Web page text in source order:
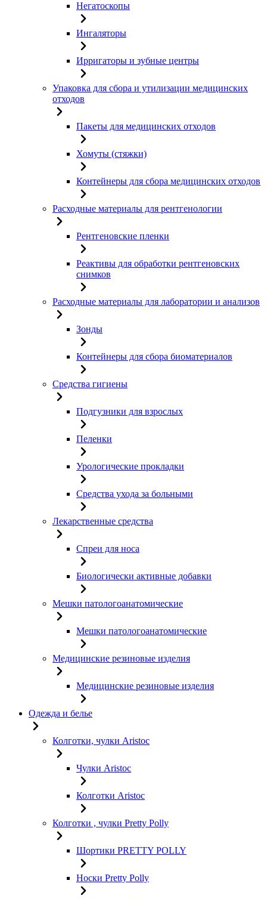
Негатоскопы
Ингаляторы
Ирригаторы и зубные центры
Упаковка для сбора и утилизации медицинских
отходов
Пакеты для медицинских отходов
Хомуты (стяжки)
Контейнеры для сбора медицинских отходов
Расходные материалы для рентгенологии
Рентгеновские пленки
Реактивы для обработки рентгеновских
снимков
Расходные материалы для лаборатории и анализов
Зонды
Контейнеры для сбора биоматериалов
Средства гигиены
Подгузники для взрослых
Пеленки
Урологические прокладки
Средства ухода за больными
Лекарственные средства
Спреи для носа
Биологически активные добавки
Мешки патологоанатомические
Мешки патологоанатомические
Медицинские резиновые изделия
Медицинские резиновые изделия
Одежда и белье
Колготки, чулки Aristoc
Чулки Aristoc
Колготки Aristoc
Колготки , чулки Pretty Polly
Шортики PRETTY POLLY
Носки Pretty Polly